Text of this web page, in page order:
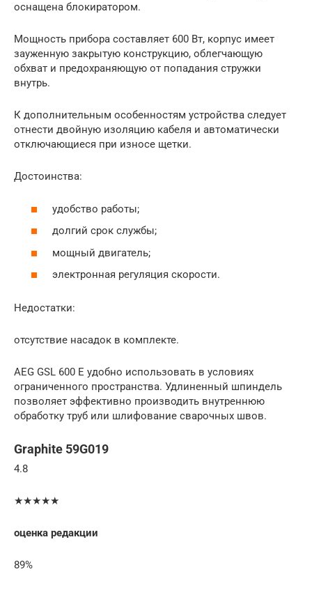
оснащена блокиратором.
Мощность прибора составляет 600 Вт, корпус имеет
зауженную закрытую конструкцию, облегчающую
обхват и предохраняющую от попадания стружки
внутрь.
К дополнительным особенностям устройства следует
отнести двойную изоляцию кабеля и автоматически
отключающиеся при износе щетки.
Достоинства:
удобство работы;
долгий срок службы;
мощный двигатель;
электронная регуляция скорости.
Недостатки:
отсутствие насадок в комплекте.
AEG GSL 600 E удобно использовать в условиях
ограниченного пространства. Удлиненный шпиндель
позволяет эффективно производить внутреннюю
обработку труб или шлифование сварочных швов.
Graphite 59G019
4.8
★★★★★
оценка редакции
89%